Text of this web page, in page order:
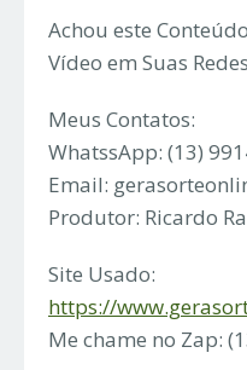
Achou este
Vídeo em Suas
Meus Contatos:
WhatssApp: (13)
Email:
Produtor: Ricardo
Site Usado:
https://
Me chame no Zap: